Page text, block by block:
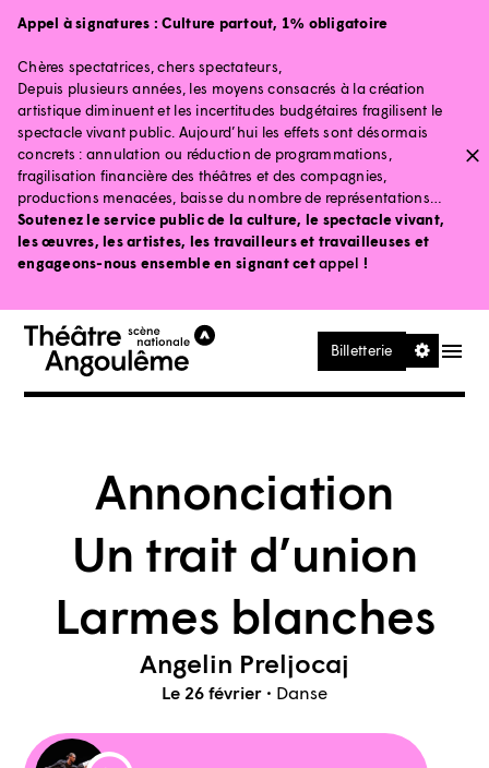
Aller au contenu principal
Aller au pied de page
Appel à signatures :Culture partout, 1% obligatoire
Chères spectatrices, chers spectateurs,
Depuis plusieurs années, les moyens consacrés à la création
artistique diminuent et les incertitudes budgétaires fragilisent le
spectacle vivant public. Aujourd’hui les effets sont désormais
concrets : annulation ou réduction de programmations,
fragilisation financière des théâtres et des compagnies,
productions menacées, baisse du nombre de représentations…
Soutenez le service public de la culture, le spectacle vivant,
les œuvres, les artistes, les travailleurs et travailleuses et
engageons-nous ensemble en signant cetappel !
Billetterie Ouvrir
Annonciation
Un trait d’union
Larmes blanches
Angelin Preljocaj
Le 26 février • Danse